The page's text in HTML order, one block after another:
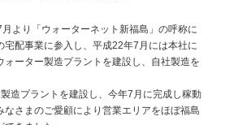
より「ウォーターネット新福島」の呼称に
宅配事業に参入し、平成22年7月には本社に
ォーター製造プラントを建設し、自社製造を
造プラントを建設し、今年7月に完成し稼動
なさまのご愛顧により営業エリアをほぼ福島